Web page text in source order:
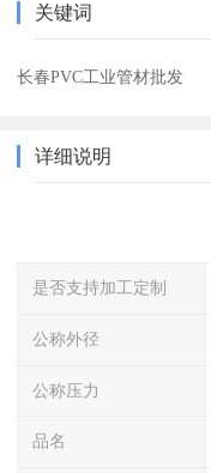
关键词
长春PVC工业管材批发
详细说明
是否支持加工定制
公称外径
公称压力
品名